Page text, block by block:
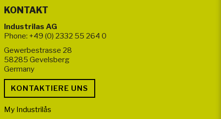
KONTAKT
Industrilas AG
Phone: +49 (0) 2332 55 264 0
Gewerbestrasse 28
58285 Gevelsberg
Germany
My Industrilås